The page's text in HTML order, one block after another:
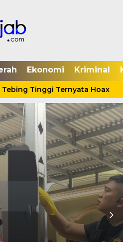
Ekonomi Kriminal
Tinggi Ternyata Hoax